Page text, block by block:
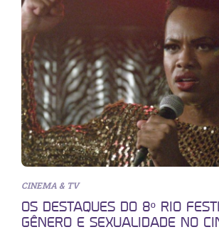
CINEMA & TV
OS DESTAQUES DO 8º RIO
GÊNERO E SEXUALIDADE NO